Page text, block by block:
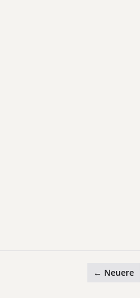
← Neuere